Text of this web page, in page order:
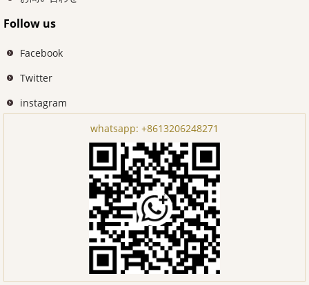
Follow us
Facebook
Twitter
instagram
whatsapp: +8613206248271